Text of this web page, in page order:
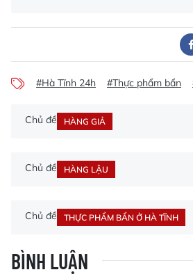
#Hà Tĩnh 24h #Thực phẩm bẩn
Chủ đề HÀNG GIẢ
Chủ đề HÀNG LẬU
Chủ đề THỰC PHẨM BẨN Ở HÀ TĨNH
BÌNH LUẬN